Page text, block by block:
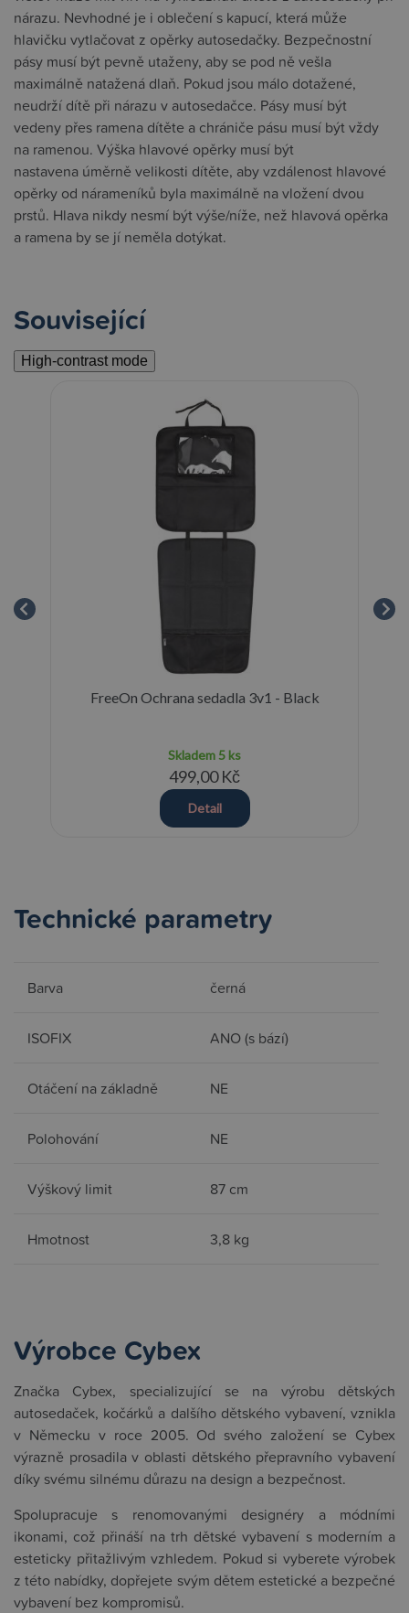
nárazu. Nevhodné je i oblečení s kapucí, která může
hlavičku vytlačovat z opěrky autosedačky. Bezpečnostní
pásy musí být pevně utaženy, aby se pod ně vešla
maximálně natažená dlaň. Pokud jsou málo dotažené,
neudrží dítě při nárazu v autosedačce. Pásy musí být
vedeny přes ramena dítěte a chrániče pásu musí být vždy
na ramenou. Výška hlavové opěrky musí být
nastavena úměrně velikosti dítěte, aby vzdálenost hlavové
opěrky od nárameníků byla maximálně na vložení dvou
prstů. Hlava nikdy nesmí být výše/níže, než hlavová opěrka
a ramena by se jí neměla dotýkat.
Související
High-contrast mode
FreeOn Ochrana sedadla 3v1 - Black
Skladem 5 ks
499,00 Kč
Detail
Technické parametry
Barva černá
ISOFIX ANO (s bází)
Otáčení na základně NE
Polohování NE
Výškový limit 87 cm
Hmotnost 3,8 kg
Výrobce Cybex
Značka Cybex, specializující se na výrobu dětských
autosedaček, kočárků a dalšího dětského vybavení, vznikla
v Německu v roce 2005. Od svého založení se Cybex
výrazně prosadila v oblasti dětského přepravního vybavení
díky svému silnému důrazu na design a bezpečnost.
Spolupracuje s renomovanými designéry a módními
ikonami, což přináší na trh dětské vybavení s moderním a
esteticky přitažlivým vzhledem. Pokud si vyberete výrobek
z této nabídky, dopřejete svým dětem estetické a bezpečné
vybavení bez kompromisů.